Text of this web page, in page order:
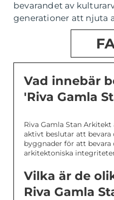
bevarandet av
generationer att njuta
Vad innebär
'Riva Gamla
Riva Gamla Stan
aktivt beslutar att bevara
byggnader för att bevara
arkitektoniska
Vilka är de
Riva Gamla